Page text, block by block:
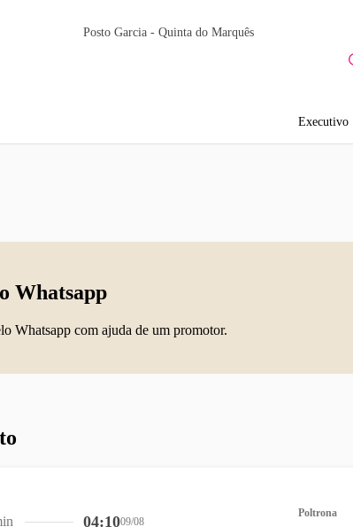
Posto Garcia - Quinta do Marquês
Executivo
Whatsapp
Whatsapp com ajuda de um promotor.
04:1009/08
Poltrona